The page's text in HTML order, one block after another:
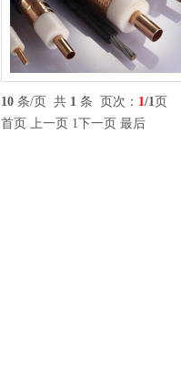
10 条/页 共 1 条 页次： 1/1页
首页 上一页 1下一页 最后